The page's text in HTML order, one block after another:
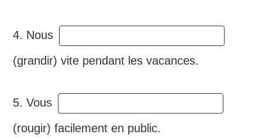
4. Nous
(grandir) vite pendant les vacances.
5. Vous
(rougir) facilement en public.